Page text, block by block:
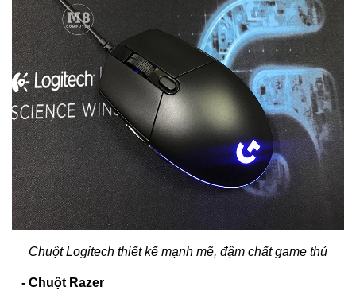
Chuột Logitech thiết kế mạnh mẽ, đậm chất game thủ
- Chuột Razer